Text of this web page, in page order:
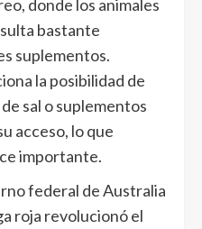
donde los animales
bastante
suplementos.
la posibilidad de
sal o suplementos
acceso, lo que
importante.
federal de Australia
roja revolucionó el